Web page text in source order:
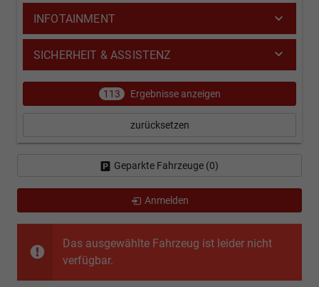
Das ausgewählte Fahrzeug ist leider nicht
verfügbar.
INFOTAINMENT
SICHERHEIT & ASSISTENZ
113 Ergebnisse anzeigen
zurücksetzen
Geparkte Fahrzeuge (0)
Anmelden